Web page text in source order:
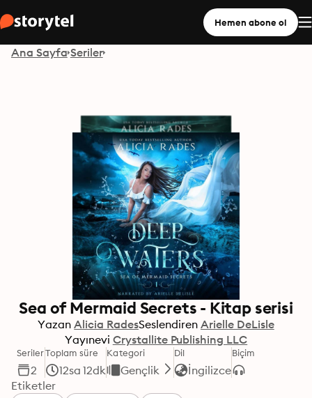
Hemen abone ol
Ana Sayfa Seriler
Sea of Mermaid Secrets - Kitap serisi
Yazan Alicia RadesSeslendiren Arielle DeLisle
Yayınevi Crystallite Publishing LLC
Seriler
2
Toplam süre
12sa 12dk
Kategori
Gençlik
Dil
İngilizce
Biçim
Etiketler